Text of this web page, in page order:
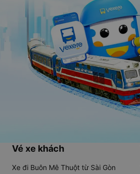
Vé xe khách
Xe đi Buôn Mê Thuột từ Sài Gòn